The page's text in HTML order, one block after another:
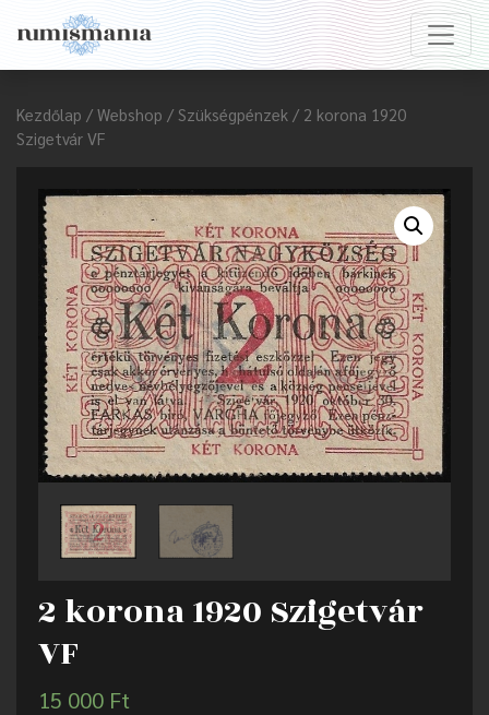
Kezdőlap / Webshop / Szükségpénzek / 2 korona 1920
Szigetvár VF
2 korona 1920 Szigetvár
VF
15 000 Ft